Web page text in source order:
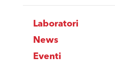
Laboratori
News
Eventi